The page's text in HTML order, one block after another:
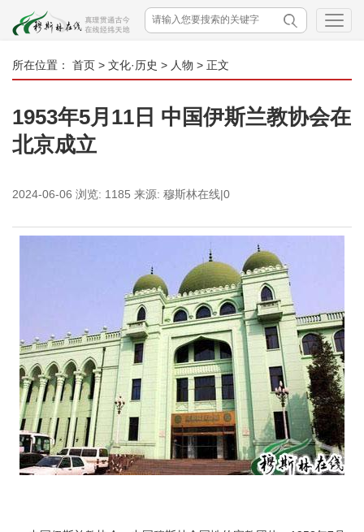
所在位置： 首页 > 文化·历史 > 人物 > 正文
1953年5月11日 中国伊斯兰教协会在
北京成立
2024-06-06 浏览: 1185 来源: 穆斯林在线|0